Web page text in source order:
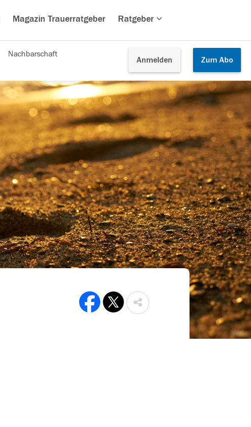
Magazin Trauerratgeber Ratgeber
Anmelden Zum Abo
Nachbarschaft